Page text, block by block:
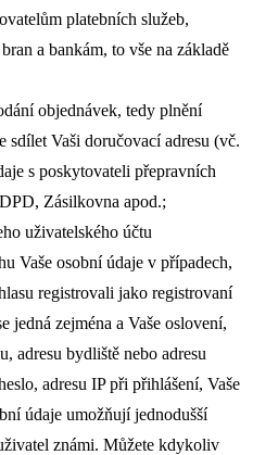
platebních služeb,
a bankám, to vše na základě
objednávek, tedy plnění
sdílet Vaši doručovací adresu (vč.
s poskytovateli přepravních
Zásilkovna apod.;
uživatelského účtu
Vaše osobní údaje v případech,
registrovali jako registrovaní
jedná zejména a Vaše oslovení,
adresu bydliště nebo adresu
adresu IP při přihlášení, Vaše
údaje umožňují jednodušší
známi. Můžete kdykoliv